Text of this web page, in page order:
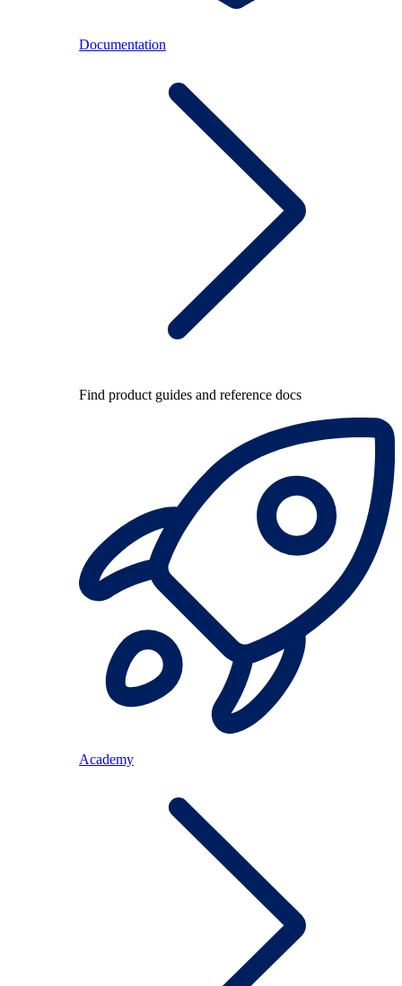
Documentation
Find product guides and reference docs
Academy